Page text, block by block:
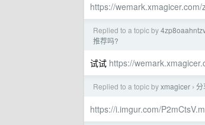
https://wemark.xmagicer.com/
Replied to a topic by
推荐吗?
试试 https://
Replied to a topic byxmagicer › 分
https://i.imgur.com/